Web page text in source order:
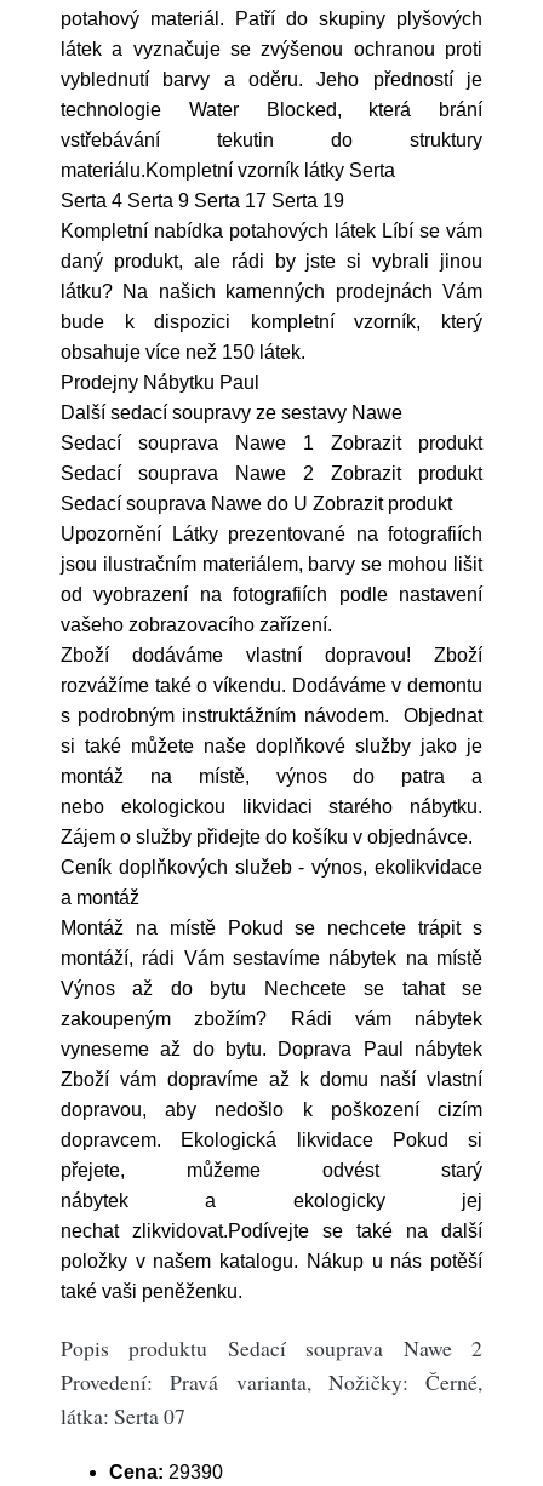
potahový materiál. Patří do skupiny plyšových
látek a vyznačuje se zvýšenou ochranou proti
vyblednutí barvy a oděru. Jeho předností je
technologie Water Blocked, která brání
vstřebávání tekutin do struktury
materiálu.Kompletní vzorník látky Serta
Serta 4 Serta 9 Serta 17 Serta 19
Kompletní nabídka potahových látek Líbí se vám
daný produkt, ale rádi by jste si vybrali jinou
látku? Na našich kamenných prodejnách Vám
bude k dispozici kompletní vzorník, který
obsahuje více než 150 látek.
Prodejny Nábytku Paul
Další sedací soupravy ze sestavy Nawe
Sedací souprava Nawe 1 Zobrazit produkt
Sedací souprava Nawe 2 Zobrazit produkt
Sedací souprava Nawe do U Zobrazit produkt
Upozornění Látky prezentované na fotografiích
jsou ilustračním materiálem, barvy se mohou lišit
od vyobrazení na fotografiích podle nastavení
vašeho zobrazovacího zařízení.
Zboží dodáváme vlastní dopravou! Zboží
rozvážíme také o víkendu. Dodáváme v demontu
s podrobným instruktážním návodem. Objednat
si také můžete naše doplňkové služby jako je
montáž na místě, výnos do patra a
nebo ekologickou likvidaci starého nábytku.
Zájem o služby přidejte do košíku v objednávce.
Ceník doplňkových služeb - výnos, ekolikvidace
a montáž
Montáž na místě Pokud se nechcete trápit s
montáží, rádi Vám sestavíme nábytek na místě
Výnos až do bytu Nechcete se tahat se
zakoupeným zbožím? Rádi vám nábytek
vyneseme až do bytu. Doprava Paul nábytek
Zboží vám dopravíme až k domu naší vlastní
dopravou, aby nedošlo k poškození cizím
dopravcem. Ekologická likvidace Pokud si
přejete, můžeme odvést starý
nábytek a ekologicky jej
nechat zlikvidovat.Podívejte se také na další
položky v našem katalogu. Nákup u nás potěší
také vaši peněženku.
Popis produktu Sedací souprava Nawe 2
Provedení: Pravá varianta, Nožičky: Černé,
látka: Serta 07
Cena: 29390